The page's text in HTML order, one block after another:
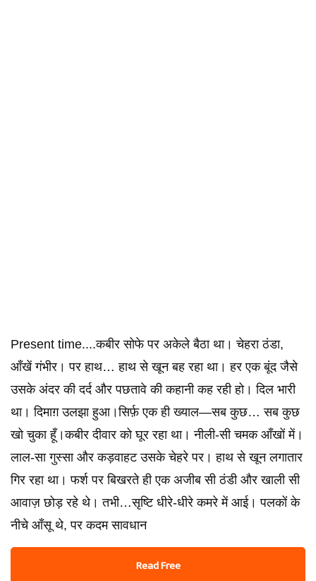
Present time....कबीर सोफे पर अकेले बैठा था। चेहरा ठंडा,
आँखें गंभीर। पर हाथ… हाथ से खून बह रहा था। हर एक बूंद जैसे
उसके अंदर की दर्द और पछतावे की कहानी कह रही हो। दिल भारी
था। दिमाग़ उलझा हुआ।सिर्फ़ एक ही ख्याल—सब कुछ… सब कुछ
खो चुका हूँ।कबीर दीवार को घूर रहा था। नीली-सी चमक आँखों में।
लाल-सा गुस्सा और कड़वाहट उसके चेहरे पर। हाथ से खून लगातार
गिर रहा था। फर्श पर बिखरते ही एक अजीब सी ठंडी और खाली सी
आवाज़ छोड़ रहे थे। तभी…सृष्टि धीरे-धीरे कमरे में आई। पलकों के
नीचे आँसू थे, पर कदम सावधान
Read Free